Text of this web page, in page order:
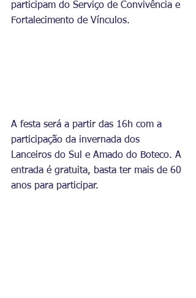
participam do Serviço de Convivência e
Fortalecimento de Vínculos.
A festa será a partir das 16h com a
participação da invernada dos
Lanceiros do Sul e Amado do Boteco. A
entrada é gratuita, basta ter mais de 60
anos para participar.